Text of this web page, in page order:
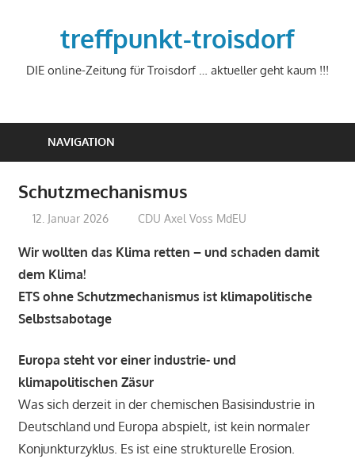
treffpunkt-troisdorf
DIE online-Zeitung für Troisdorf … aktueller geht kaum !!!
NAVIGATION
Schutzmechanismus
12. Januar 2026 treffpunkt
CDU Axel Voss MdEU
Wir wollten das Klima retten – und schaden damit
dem Klima!
ETS ohne Schutzmechanismus ist klimapolitische
Selbstsabotage
Europa steht vor einer industrie- und
klimapolitischen Zäsur
Was sich derzeit in der chemischen Basisindustrie in
Deutschland und Europa abspielt, ist kein normaler
Konjunkturzyklus. Es ist eine strukturelle Erosion.